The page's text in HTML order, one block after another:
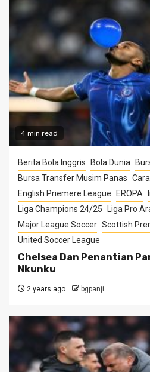
4 min read
Berita Bola Inggris Bola Dunia
Bursa Transfer Musim Panas
English Priemere League
EROPA
Liga Champions 24/25
Liga Pro
Major League Soccer Scottish
United Soccer League
Chelsea Dan Penantian
Nkunku
2 years ago bgpanji